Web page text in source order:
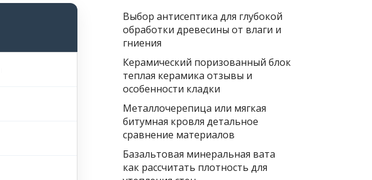
Выбор антисептика для глубокой
обработки древесины от влаги и
гниения
Керамический поризованный блок
теплая керамика отзывы и
особенности кладки
Металлочерепица или мягкая
битумная кровля детальное
сравнение материалов
Базальтовая минеральная вата
как рассчитать плотность для